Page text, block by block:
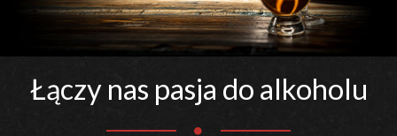
Łączy nas pasja do alkoholu